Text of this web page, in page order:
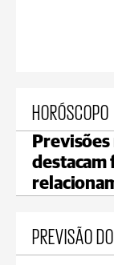
HORÓSCOPO
Previsões
destacam
PREVISÃO